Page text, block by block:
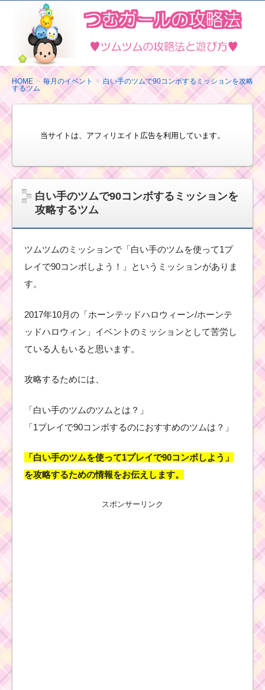
ム
ツ
ム
の
攻
略
び
方
HOME 毎月のイベント
白い手のツムで90コンボするミッションを攻略
するツム
当サイトは、アフィリエイト広告を利用しています。
白い手のツムで90コンボするミッションを
攻略するツム
ツムツムのミッションで「白い手のツムを使って1プ
レイで90コンボしよう！」というミッションがありま
す。
2017年10月の「ホーンテッドハロウィーン/ホーンテ
ッドハロウィン」イベントのミッションとして苦労し
ている人もいると思います。
攻略するためには、
「白い手のツムのツムとは？」
「1プレイで90コンボするのにおすすめのツムは？」
「白い手のツムを使って1プレイで90コンボしよう」
を攻略するための情報をお伝えします。
スポンサーリンク